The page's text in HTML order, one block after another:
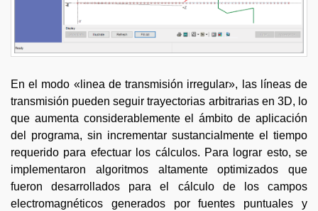
En el modo «linea de transmisión irregular», las líneas de
transmisión pueden seguir trayectorias arbitrarias en 3D, lo
que aumenta considerablemente el ámbito de aplicación
del programa, sin incrementar sustancialmente el tiempo
requerido para efectuar los cálculos. Para lograr esto, se
implementaron algoritmos altamente optimizados que
fueron desarrollados para el cálculo de los campos
electromagnéticos generados por fuentes puntuales y